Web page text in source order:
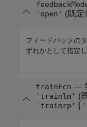
'open' (既定
フィードバックのタ
ずれかとして指定し
trainFcn —
'trainlm' (
'trainrp'